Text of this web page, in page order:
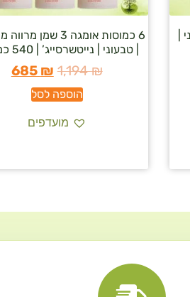
|
6 כמוסות אומגה 3 שמן
| טבעוני | נייטשרסייג’ | 540 כמוסות
1,194₪
685 ₪
הוספה לסל
מועדפים